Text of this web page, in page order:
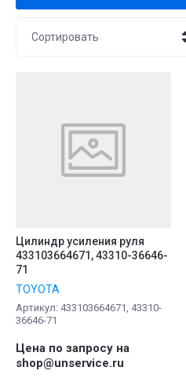
Сортировать
Название - Я-А
Название - А-Я
Цилиндр усиления руля
433103664671, 43310-36646-
71
TOYOTA
Артикул: 433103664671, 43310-
36646-71
Цена по запросу на
shop@unservice.ru